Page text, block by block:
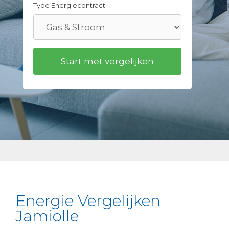
Type Energiecontract
Energie Vergelijken
Jamiolle